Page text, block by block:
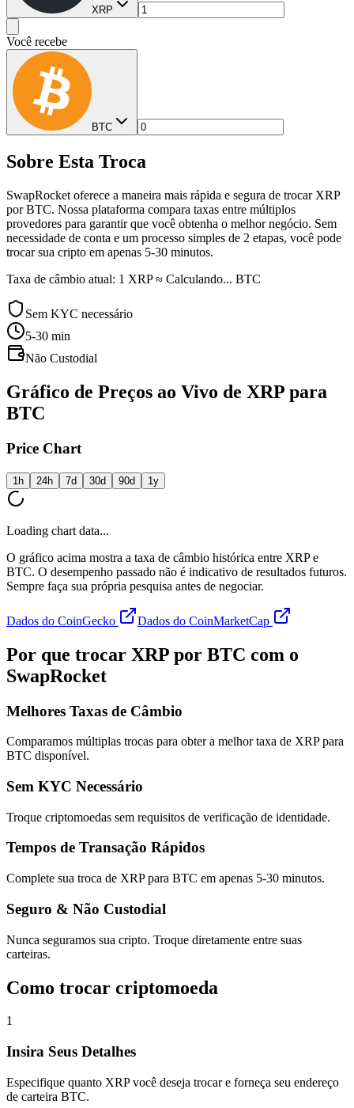
XRP
Você recebe
BTC
Sobre Esta Troca
SwapRocket oferece a maneira mais rápida e segura de trocar XRP
por BTC. Nossa plataforma compara taxas entre múltiplos
provedores para garantir que você obtenha o melhor negócio. Sem
necessidade de conta e um processo simples de 2 etapas, você pode
trocar sua cripto em apenas 5-30 minutos.
Taxa de câmbio atual: 1 XRP ≈ Calculando... BTC
Sem KYC necessário
5-30 min
Não Custodial
Gráfico de Preços ao Vivo de XRP para
BTC
Price Chart
1h 24h 7d 30d 90d 1y
Loading chart data...
O gráfico acima mostra a taxa de câmbio histórica entre XRP e
BTC. O desempenho passado não é indicativo de resultados futuros.
Sempre faça sua própria pesquisa antes de negociar.
Dados do CoinGecko Dados do CoinMarketCap
Por que trocar XRP por BTC com o
SwapRocket
Melhores Taxas de Câmbio
Comparamos múltiplas trocas para obter a melhor taxa de XRP para
BTC disponível.
Sem KYC Necessário
Troque criptomoedas sem requisitos de verificação de identidade.
Tempos de Transação Rápidos
Complete sua troca de XRP para BTC em apenas 5-30 minutos.
Seguro & Não Custodial
Nunca seguramos sua cripto. Troque diretamente entre suas
carteiras.
Como trocar criptomoeda
1
Insira Seus Detalhes
Especifique quanto XRP você deseja trocar e forneça seu endereço
de carteira BTC.